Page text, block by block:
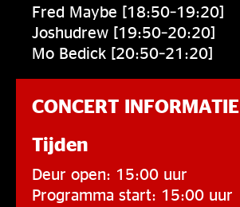
Fred Maybe [18:50–19:20]
Joshudrew [19:50–20:20]
Mo Bedick [20:50–21:20]
CONCERT INFORMATIE
Tijden
Deur open: 15:00 uur
Programma start: 15:00 uur